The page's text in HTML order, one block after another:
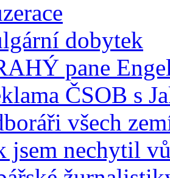
dobytek
pane
ČSOB s
všech
jsem nechytil